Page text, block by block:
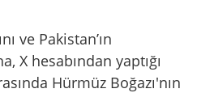
ve Pakistan’ın
X hesabından yaptığı
Hürmüz Boğazı'nın